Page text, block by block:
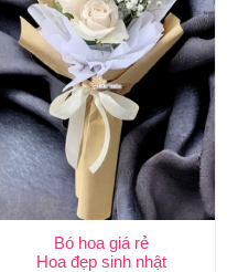
Bó hoa giá rẻ
Hoa đẹp sinh nhật